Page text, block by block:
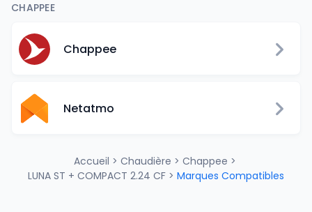
CHAPPEE
Chappee
Netatmo
Accueil > Chaudière > Chappee >
LUNA ST + COMPACT 2.24 CF > Marques Compatibles